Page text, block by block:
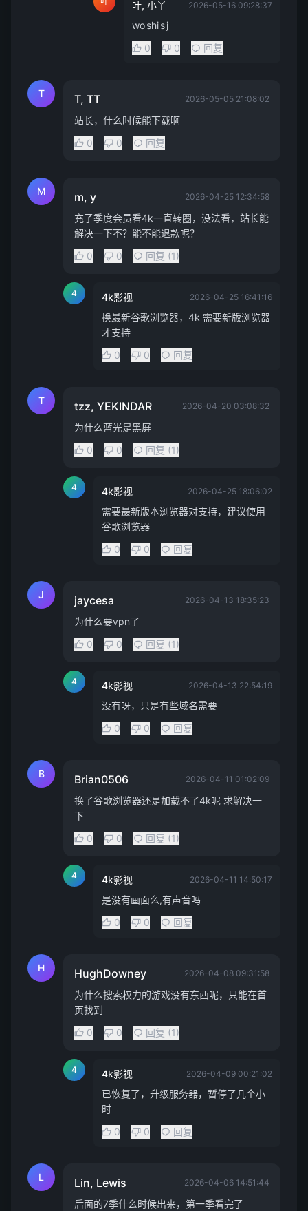
叶, 小丫 2026-05-16 09:28:37
wo shi s j
0
0 回复
T T, TT 2026-05-05 21:08:02
站长，什么时候能下载啊
0
0 回复
M m, y 2026-04-25 12:34:58
充了季度会员看4k一直转圈，没法看，站长能
解决一下不？能不能退款呢？
0
0 回复 (1)
4 4k影视 2026-04-25 16:41:16
换最新谷歌浏览器，4k 需要新版浏览器
才支持
0
0 回复
T tzz, YEKINDAR 2026-04-20 03:08:32
为什么蓝光是黑屏
0
0 回复 (1)
4 4k影视 2026-04-25 18:06:02
需要最新版本浏览器对支持，建议使用
谷歌浏览器
0
0 回复
J jaycesa 2026-04-13 18:35:23
为什么要vpn了
0
0 回复 (1)
4 4k影视 2026-04-13 22:54:19
没有呀，只是有些域名需要
0
0 回复
B Brian0506 2026-04-11 01:02:09
换了谷歌浏览器还是加载不了4k呢 求解决一
下
0
0 回复 (1)
4 4k影视 2026-04-11 14:50:17
是没有画面么,有声音吗
0
0 回复
H HughDowney 2026-04-08 09:31:58
为什么搜索权力的游戏没有东西呢，只能在首
页找到
0
0 回复 (1)
4 4k影视 2026-04-09 00:21:02
已恢复了，升级服务器，暂停了几个小
时
0
0 回复
L Lin, Lewis 2026-04-06 14:51:44
后面的7季什么时候出来，第一季看完了